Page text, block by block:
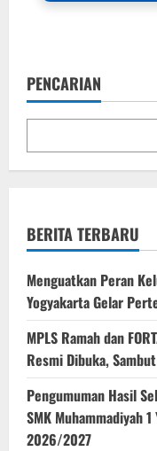
PENCARIAN
BERITA TERBARU
Menguatkan Peran
Yogyakarta Gelar
MPLS Ramah dan
Resmi Dibuka,
Pengumuman Hasil
SMK Muhammadiyah
2026/2027